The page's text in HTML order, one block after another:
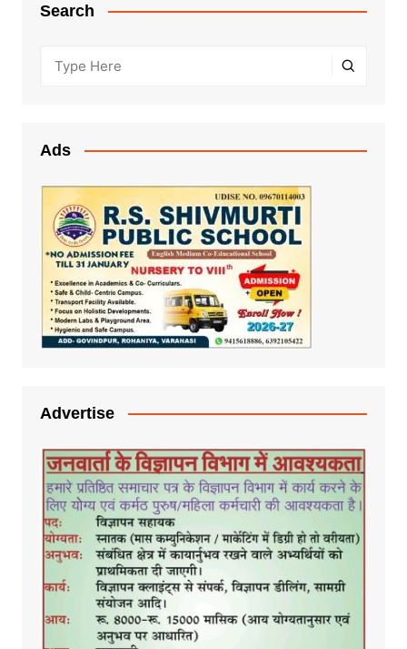
Search
Ads
Advertise